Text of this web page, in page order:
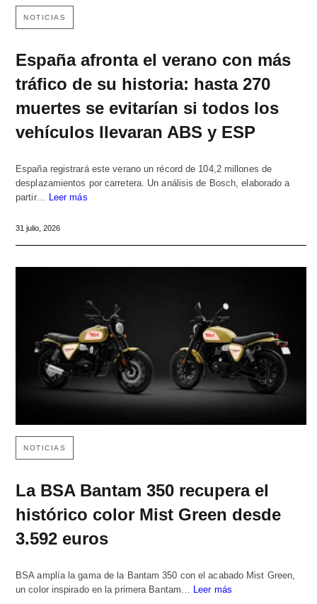
NOTICIAS
España afronta el verano con más
tráfico de su historia: hasta 270
muertes se evitarían si todos los
vehículos llevaran ABS y ESP
España registrará este verano un récord de 104,2 millones de
desplazamientos por carretera. Un análisis de Bosch, elaborado a
partir…
Leer más
31 julio, 2026
NOTICIAS
La BSA Bantam 350 recupera el
histórico color Mist Green desde
3.592 euros
BSA amplía la gama de la Bantam 350 con el acabado Mist Green,
un color inspirado en la primera Bantam… Leer más